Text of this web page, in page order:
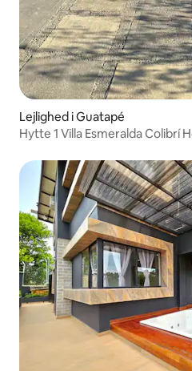
Lejlighed i Guatapé
Hytte 1 Villa Esmeralda Colibrí